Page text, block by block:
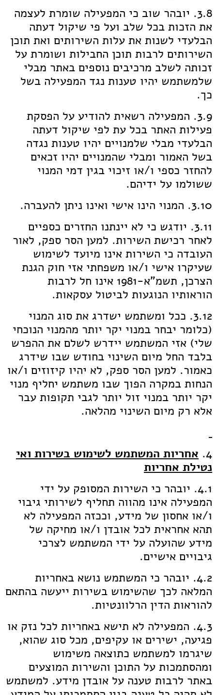
3.8. יובהר שוב כי המפעילה שומרת לעצמה
את הזכות בכל שלב ועל פי שיקול דעתה
הבלעדי לשנות את עלות השירותים ואת תוכן
השירותים לרבות תוכן החבילות ושומרת על
זכותה לשלב מרכיבים נוספים באתר מבלי
שלמשתמש יהיו טענות נגד המפעילה בשל
כך.
3.9. המפעילה רשאית להודיע על הפסקת
פעילות האתר בכל עת לפי שיקול דעתה
הבלעדי מבלי שלמנויים יהיו טענות נגדה
בשל האמור ומבלי שהמנויים יהיו זכאים
להחזר כספי ו/או זיכוי בגין דמי המנוי
ששולמו על ידיהם.
3.10. המנוי הינו אישי ואינו ניתן להעברה.
3.11. יודגש כי לא יינתנו החזרים כספיים
לאחר רכישת השירות. למען הסר ספק, לאור
העובדה כי השירות אינו מיועד לשימוש
שעיקרו אישי ו/או משפחתי אזי חוק הגנת
הצרכן, תשמ"א-1981 אינו חל לרבות
הוראותיו הנוגעות לביטול עסקאות.
3.12. ככל ומשתמש ישדרג את סוג המנוי
(כלומר יבחר במנוי יקר יותר מהמנוי הנוכחי
שלי) אזי המשתמש יידרש לשלם את ההפרש
בלבד החל מיום השינוי בחודש שבו שידרג
כאמור. למען הסר ספק, לא יהיו קיזוזים ו/או
הנחות במקרה הפוך שבו משתמש יחליף מנוי
יקר יותר במנוי זול יותר לגבי תקופות עבר
אלא רק מיום השינוי מהלאה.
4. אחריות המשתמש לשימוש בשירות ואי
נטילת אחריות
4.1. יובהר כי השירות המסופק על ידי
המפעילה אינו מהווה תחליף לשירותי גיבוי
ו/או אחסון של מידע, וככזה המפעילה לא
תהא אחראית לכל אובדן ו/או מחיקה של
מידע שהועלה על ידי המשתמש לצרכי
גיבויים אישיים.
4.2. יובהר כי המשתמש נושא באחריות
המלאה לכך שהשימוש בשירות ייעשה בהתאם
להוראות הדין הרלוונטיות.
4.3. המפעילה לא תישא באחריות לכל נזק או
פגיעה, ישירים או עקיפים, מכל סוג שהוא,
שיגרמו למשתמש כתוצאה משימוש
ומהסתמכות על התוכן והשירות המוצעים
באתר לרבות טענה על אובדן מידע. למשתמש